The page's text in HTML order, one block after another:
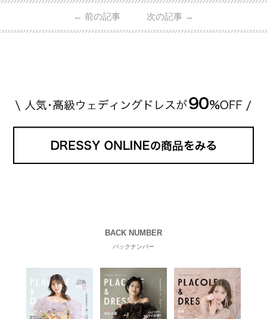
日本で人気のブランドまで幅広くご紹介。 さらに、
・愛用している芸能人夫婦 ・リングの特徴や魅力 ・
← 前の記事 次の記事 →
BACK NUMBER
バックナンバー